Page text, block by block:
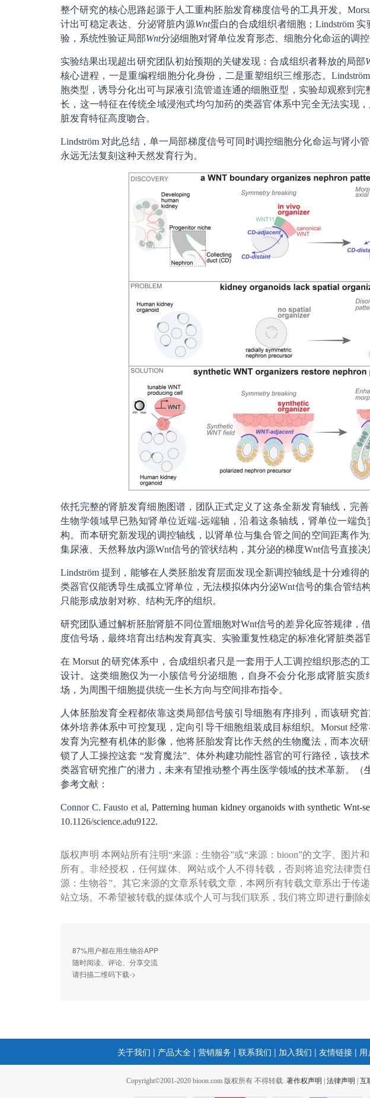
整个研究的核心思路起源于人工重构胚胎发育梯度信号的工具开发。
计出可稳定表达、分泌肾脏内源Wnt蛋白的合成组织者细胞；Lindström 实
验，系统性验证局部Wnt分泌细胞对肾单位发育形态、细胞分化命运的调控
实验结果出现超出研究团队初始预期的关键发现：合成组织者释放的局部
核心进程，一是重编程细胞分化身份，二是重塑组织三维形态。
胞类型，诱导分化出可与尿液引流管道连通的细胞亚型，实验却观察到完
长，这一特征在传统全域浸泡式均匀加药的类器官体系中完全无法实现
脏发育特征高度吻合。
Lindström 对此总结，单一局部梯度信号可同时调控细胞分化命运与肾小
永远无法复刻这种天然发育行为。
依托完整的肾脏发育细胞图谱，团队正式定义了这条全新发育轴线，完
生物学领域早已熟知肾单位近端-远端轴，沿着这条轴线，肾单位一端
构。而本研究新发现的调控轴线，以肾单位与集合管之间的空间距离作
集尿液、天然释放内源Wnt信号的管状结构，其分泌的梯度Wnt信号直接决
Lindström 提到，能够在人类胚胎发育层面发现全新调控轴线是十分难得
类器官仅能诱导生成孤立肾单位，无法模拟体内分泌Wnt信号的集合管结
只能形成放射对称、结构无序的组织。
研究团队通过解析胚胎肾脏不同位置细胞对Wnt信号的差异化应答规律，
度信号场，最终培育出结构发育真实、实验重复性稳定的标准化肾脏类器
在 Morsut 的研究体系中，合成组织者只是一套用于人工调控组织形态的
设计。这类细胞仅为一小簇信号分泌细胞，自身不会分化形成肾脏实
场，为周围干细胞提供统一生长方向与空间排布指令。
人体胚胎发育全程都依靠这类局部信号簇引导细胞有序排列，而该研究
体外培养体系中可控复现，定向引导干细胞组装成目标组织。Morsut 经
发育为完整有机体的影像，他将胚胎发育比作天然的生物魔法，而本次
锁了人工操控这套 “发育魔法”、体外构建功能性器官的可行路径，该技
类器官研究推广的潜力，未来有望推动整个再生医学领域的技术革新。（
参考文献：
Connor C. Fausto et al, Patterning human kidney organoids with synthetic Wnt-
10.1126/science.adu9122.
版权声明 本网站所有注明“来源：生物谷”或“来源：bioon”的文字、图片
所有。非经授权，任何媒体、网站或个人不得转载，否则将追究法律责
源：生物谷”。其它来源的文章系转载文章，本网所有转载文章系出于传
站立场。不希望被转载的媒体或个人可与我们联系，我们将立即进行删除
87%用户都在用生物谷APP
随时阅读、评论、分享交流
请扫描二维码下载->
关于我们 | 产品大全 | 营销服务 | 联系我们 | 加入我们 | 友情链接 |
Copyright©2001-2020 bioon.com 版权所有 不得转载. 著作权声明 | 法律声明 | 互